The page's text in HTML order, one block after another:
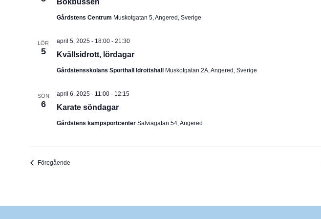
Bokbussen
Gårdstens Centrum Muskotgatan 5, Angered, Sverige
LÖR
5 Kvällsidrott, lördagar
april 5, 2025 - 18:00- 21:30
Gårdstensskolans Sporthall Idrottshall Muskotgatan 2A, Angered, Sverige
SÖN
6 Karate söndagar
april 6, 2025 - 11:00- 12:15
Gårdstens kampsportcenter Salviagatan 54, Angered
FöregåendeEvenemang